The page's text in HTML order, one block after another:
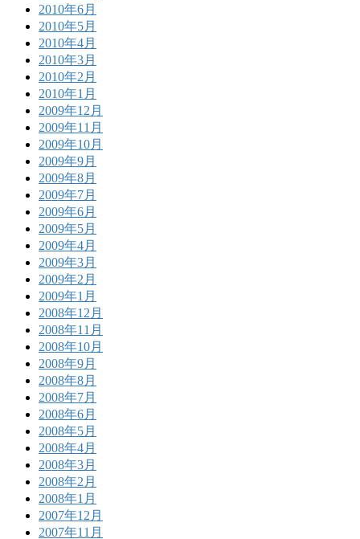
2010年6月
2010年5月
2010年4月
2010年3月
2010年2月
2010年1月
2009年12月
2009年11月
2009年10月
2009年9月
2009年8月
2009年7月
2009年6月
2009年5月
2009年4月
2009年3月
2009年2月
2009年1月
2008年12月
2008年11月
2008年10月
2008年9月
2008年8月
2008年7月
2008年6月
2008年5月
2008年4月
2008年3月
2008年2月
2008年1月
2007年12月
2007年11月